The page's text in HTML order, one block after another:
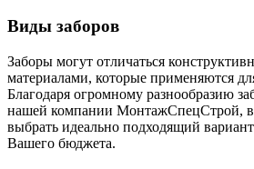
Виды заборов
Заборы могут отличаться
материалами, которые применяются
Благодаря огромному разнообразию
нашей компании МонтажСпецСтрой,
выбрать идеально подходящий
Вашего бюджета.